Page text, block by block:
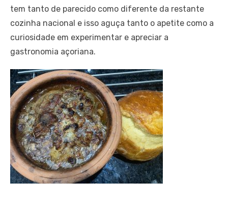
tem tanto de parecido como diferente da restante
cozinha nacional e isso aguça tanto o apetite como a
curiosidade em experimentar e apreciar a
gastronomia açoriana.